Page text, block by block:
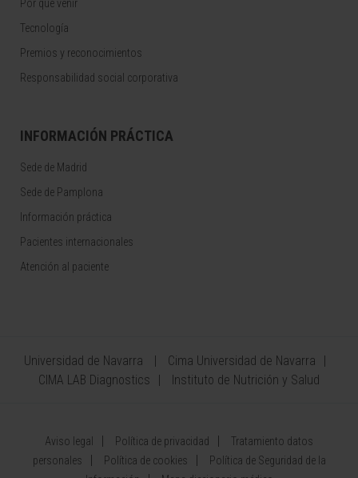
Por qué venir
Tecnología
Premios y reconocimientos
Responsabilidad social corporativa
INFORMACIÓN PRÁCTICA
Sede de Madrid
Sede de Pamplona
Información práctica
Pacientes internacionales
Atención al paciente
Universidad de Navarra
Cima Universidad de Navarra
CIMA LAB Diagnostics
Instituto de Nutrición y Salud
Aviso legal Política de privacidad
Tratamiento datos
personales
Política de cookies
Política de Seguridad de la